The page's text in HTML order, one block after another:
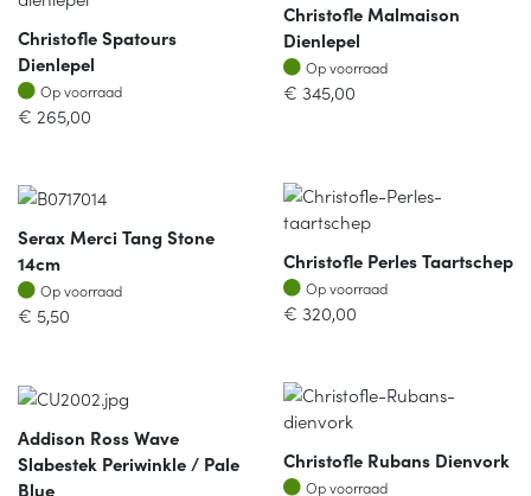
Christofle Spatours
Dienlepel
Op voorraad
Op voorraad
€ 265,00
Christofle Malmaison
Dienlepel
Op voorraad
Op voorraad
€ 345,00
Serax Merci Tang Stone
14cm
Op voorraad
Op voorraad
€ 5,50
Christofle Perles Taartschep
Op voorraad
Op voorraad
€ 320,00
Addison Ross Wave
Slabestek Periwinkle / Pale
Blue
Christofle Rubans Dienvork
Op voorraad
Op voorraad